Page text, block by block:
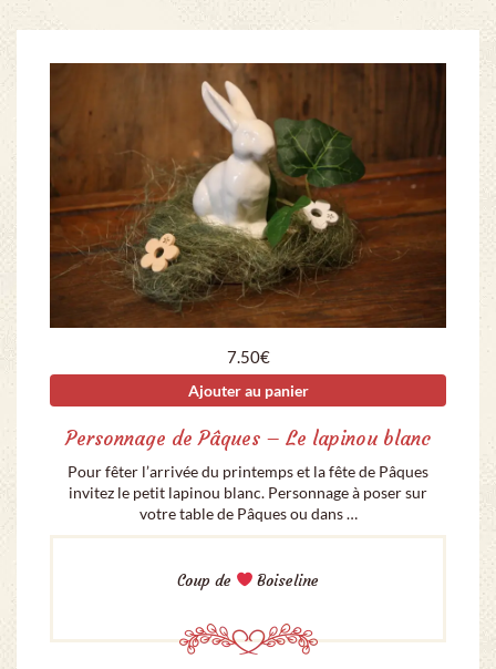
7.50€
Ajouter au panier
Personnage de Pâques – Le lapinou blanc
Pour fêter l’arrivée du printemps et la fête de Pâques
invitez le petit lapinou blanc. Personnage à poser sur
votre table de Pâques ou dans …
Coup de Boiseline